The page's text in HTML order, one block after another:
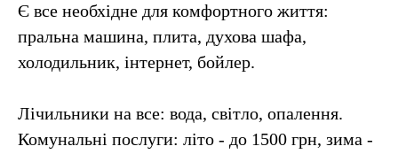
Є все необхідне для комфортного життя:
пральна машина, плита, духова шафа,
холодильник, інтернет, бойлер.
Лічильники на все: вода, світло, опалення.
Комунальні послуги: літо - до 1500 грн, зима -